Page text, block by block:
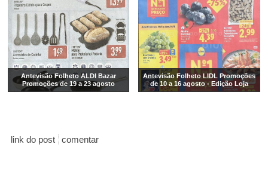
Antevisão Folheto ALDI Bazar
Promoções de 19 a 23 agosto
Antevisão Folheto LIDL Promoções
de 10 a 16 agosto - Edição Loja
link do post comentar